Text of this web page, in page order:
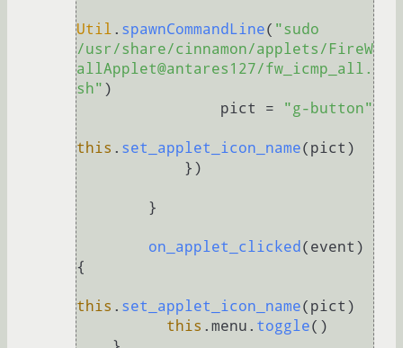
Util . spawnCommandLine( "sudo
/usr/share/cinnamon/applets/FireW
allApplet@antares127/fw_icmp_all.
sh" )
                pict =
"g-button"
this . set_applet_icon_name(pict)
on_applet_clicked ( event )
{
this . set_applet_icon_name(pict)
this . menu . toggle()